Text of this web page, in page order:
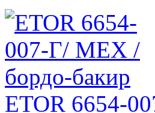
ETOR 6654-